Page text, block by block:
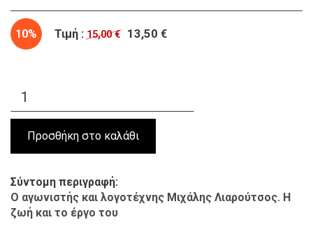
10% Τιμή : 15,00 € 13,50 €
Σύντομη περιγραφή
Ο αγωνιστής και λογοτέχνης Μιχάλης Λιαρούτσος. Η
ζωή και το έργο του